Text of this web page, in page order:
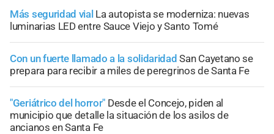
Más seguridad vial La autopista se moderniza: nuevas
luminarias LED entre Sauce Viejo y Santo Tomé
Con un fuerte llamado a la solidaridad San Cayetano se
prepara para recibir a miles de peregrinos de Santa Fe
"Geriátrico del horror" Desde el Concejo, piden al
municipio que detalle la situación de los asilos de
ancianos en Santa Fe